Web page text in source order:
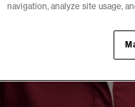
navigation, analyze site usage,